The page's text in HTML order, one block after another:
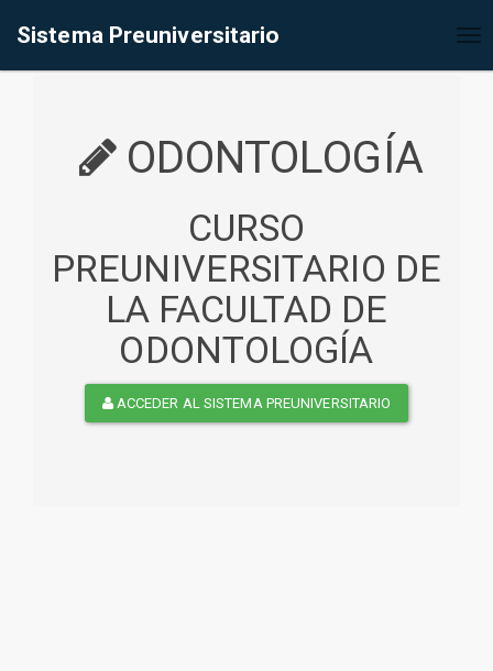
Sistema Preuniversitario
ODONTOLOGÍA
CURSO
PREUNIVERSITARIO DE
LA FACULTAD DE
ODONTOLOGÍA
ACCEDER AL SISTEMA PREUNIVERSITARIO